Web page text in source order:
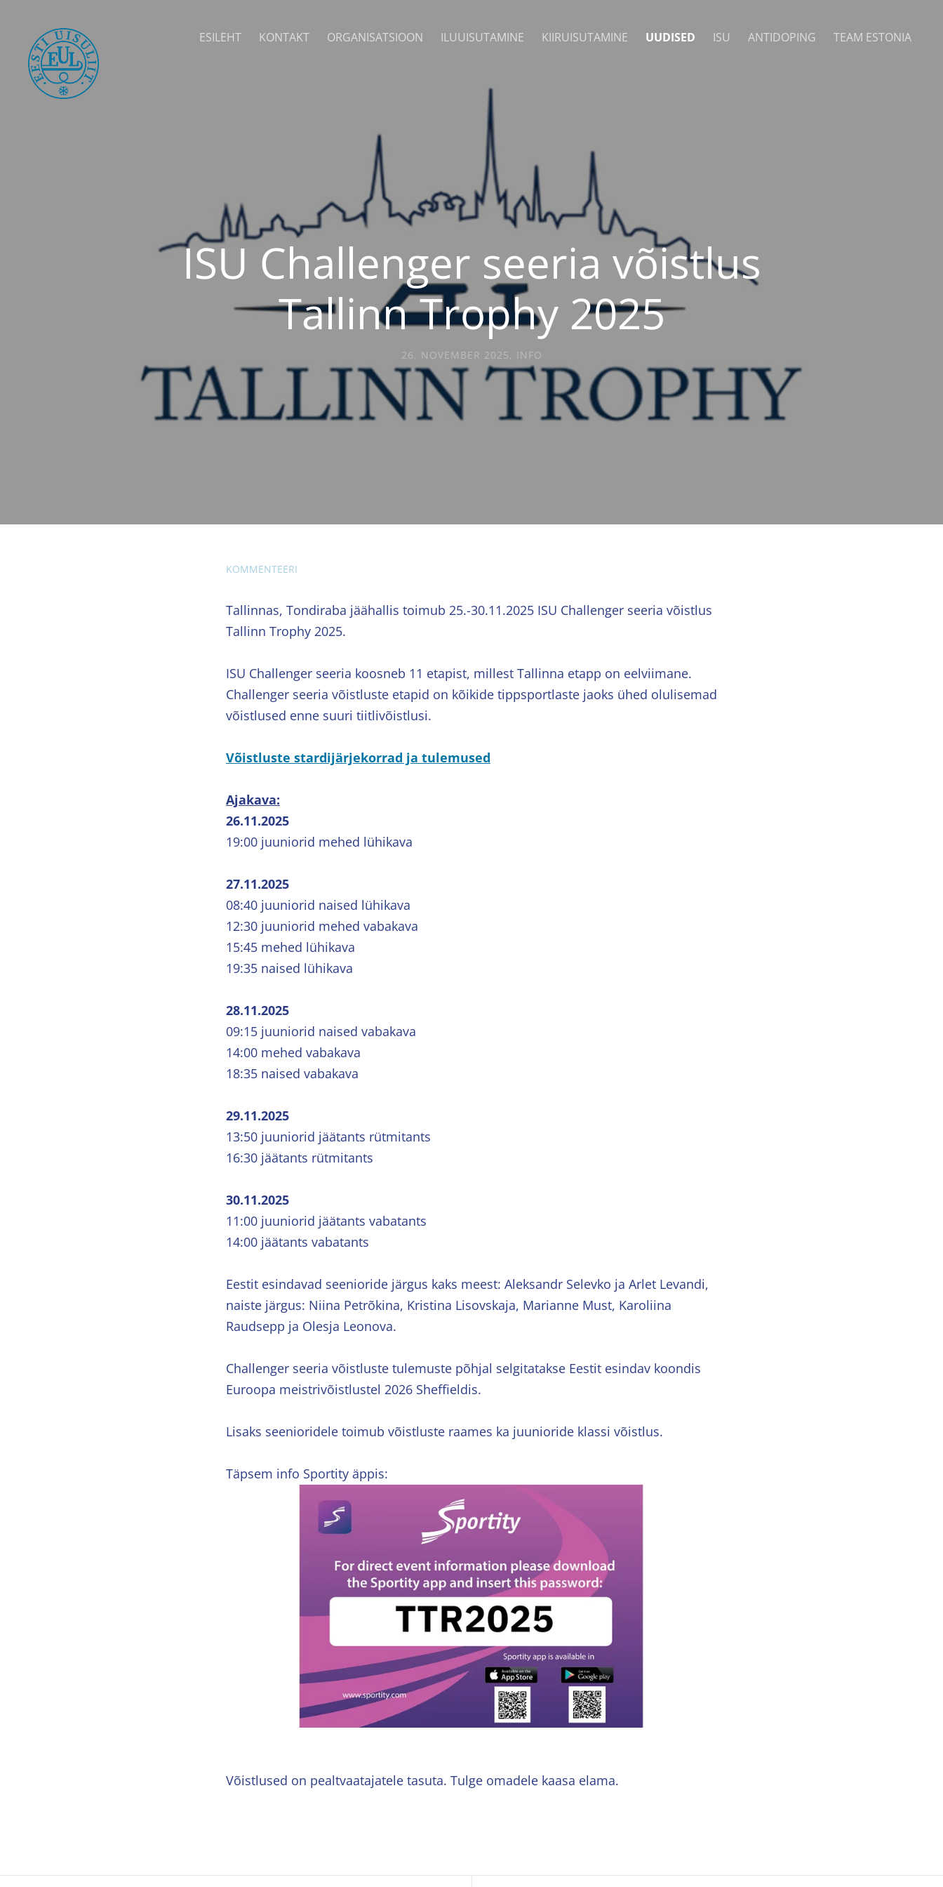
ESILEHT KONTAKT ORGANISATSIOON ILUUISUTAMINE KIIRUISUTAMINE UUDISED ISU ANTIDOPING TEAM ESTONIA
ISU Challenger seeria võistlus
Tallinn Trophy 2025
26. NOVEMBER 2025, INFO
KOMMENTEERI
Tallinnas, Tondiraba jäähallis toimub 25.-30.11.2025 ISU Challenger seeria võistlus
Tallinn Trophy 2025.
ISU Challenger seeria koosneb 11 etapist, millest Tallinna etapp on eelviimane.
Challenger seeria võistluste etapid on kõikide tippsportlaste jaoks ühed olulisemad
võistlused enne suuri tiitlivõistlusi.
Võistluste stardijärjekorrad ja tulemused
Ajakava:
26.11.2025
19:00 juuniorid mehed lühikava
27.11.2025
08:40 juuniorid naised lühikava
12:30 juuniorid mehed vabakava
15:45 mehed lühikava
19:35 naised lühikava
28.11.2025
09:15 juuniorid naised vabakava
14:00 mehed vabakava
18:35 naised vabakava
29.11.2025
13:50 juuniorid jäätants rütmitants
16:30 jäätants rütmitants
30.11.2025
11:00 juuniorid jäätants vabatants
14:00 jäätants vabatants
Eestit esindavad seenioride järgus kaks meest: Aleksandr Selevko ja Arlet Levandi,
naiste järgus: Niina Petrõkina, Kristina Lisovskaja, Marianne Must, Karoliina
Raudsepp ja Olesja Leonova.
Challenger seeria võistluste tulemuste põhjal selgitatakse Eestit esindav koondis
Euroopa meistrivõistlustel 2026 Sheffieldis.
Lisaks seenioridele toimub võistluste raames ka juunioride klassi võistlus.
Täpsem info Sportity äppis:
Võistlused on pealtvaatajatele tasuta. Tulge omadele kaasa elama.